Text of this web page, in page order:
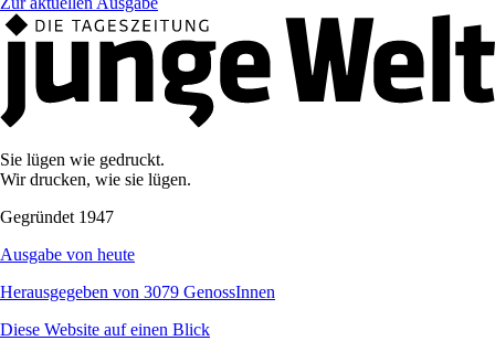
Sie lügen wie gedruckt.
Wir drucken, wie sie lügen.
Gegründet 1947
Ausgabe von heute
Herausgegeben von 3079 GenossInnen
Diese Website auf einen Blick